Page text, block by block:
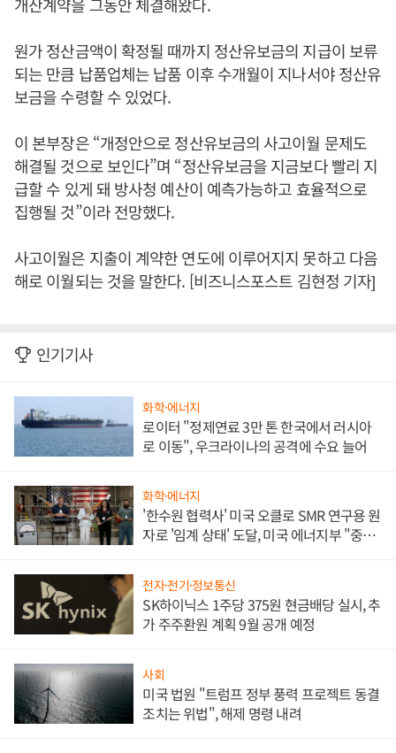
원가 정산금액이 확정될 때까지 정산유보금의 지급이 보류
되는 만큼 납품업체는 납품 이후 수개월이 지나서야 정산유
보금을 수령할 수 있었다.
이 본부장은 “개정안으로 정산유보금의 사고이월 문제도
해결될 것으로 보인다”며 “정산유보금을 지금보다 빨리 지
급할 수 있게 돼 방사청 예산이 예측가능하고 효율적으로
집행될 것”이라 전망했다.
사고이월은 지출이 계약한 연도에 이루어지지 못하고 다음
해로 이월되는 것을 말한다. [비즈니스포스트 김현정 기자]
인기기사
화학·에너지
로이터 "정제연료 3만 톤 한국에서 러시아
로 이동", 우크라이나의 공격에 수요 늘어
화학·에너지
'한수원 협력사' 미국 오클로 SMR 연구용 원
자로 '임계 상태' 도달, 미국 에너지부 "중요
전자·전기·정보통신
SK하이닉스 1주당 375원 현금배당 실시, 추
가 주주환원 계획 9월 공개 예정
사회
미국 법원 "트럼프 정부 풍력 프로젝트 동결
조치는 위법", 해제 명령 내려